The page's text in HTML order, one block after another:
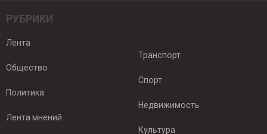
РУБРИКИ
Лента
Общество
Политика
Лента мнений
Транспорт
Спорт
Недвижимость
Культура